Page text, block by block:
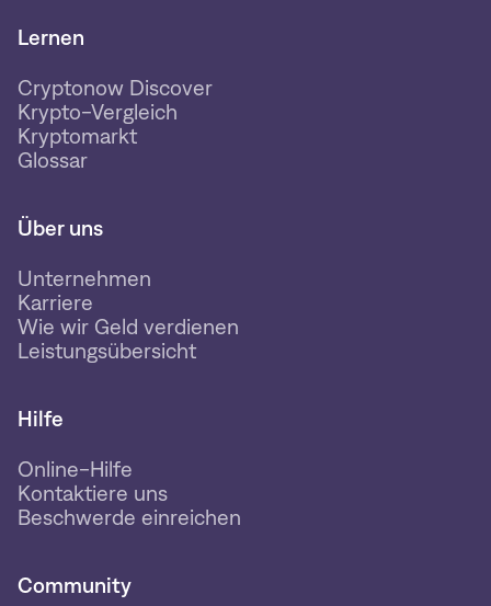
Lernen
Cryptonow Discover
Krypto-Vergleich
Kryptomarkt
Glossar
Über uns
Unternehmen
Karriere
Wie wir Geld verdienen
Leistungsübersicht
Hilfe
Online-Hilfe
Kontaktiere uns
Beschwerde einreichen
Community